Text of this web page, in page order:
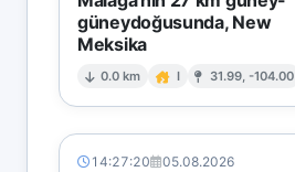
güneydoğusunda, New
Meksika
0.0 km I 31.99, -104.00
14:27:20 05.08.2026